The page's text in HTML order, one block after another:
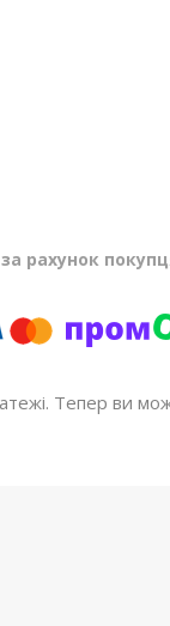
за рахунок
Тепер ви